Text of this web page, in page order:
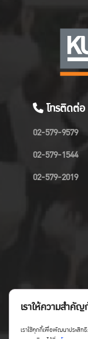
โทรติดต่อ
02-579-9579
02-579-1544
02-579-2019
เราให้ความสำคั
เราใช้คุกกี้เพื่อพัฒนาประสิท